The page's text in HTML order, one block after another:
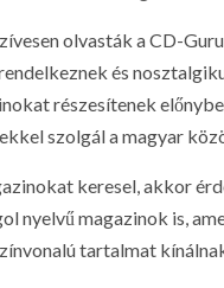
olvasták a CD-
és
részesítenek
szolgál a magyar
keresel, akkor
nyelvű magazinok is,
tartalmat